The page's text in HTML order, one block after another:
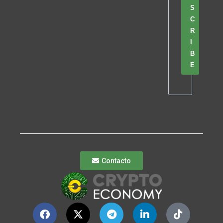
S
C
R
B
E
Contacto